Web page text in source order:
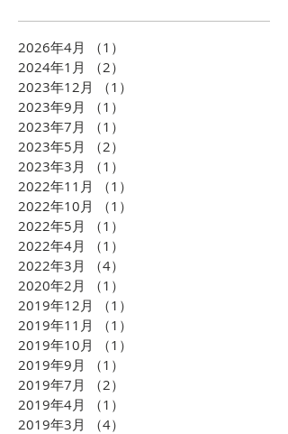
2026年4月 （1）
2024年1月
（2）
2023年12月
（1）
2023年9月
（1）
2023年7月
（1）
2023年5月
（2）
2023年3月
（1）
2022年11月
（1）
2022年10月
（1）
2022年5月
（1）
2022年4月
（1）
2022年3月
（4）
2020年2月
（1）
2019年12月
（1）
2019年11月
（1）
2019年10月
（1）
2019年9月
（1）
2019年7月
（2）
2019年4月
（1）
2019年3月
（4）